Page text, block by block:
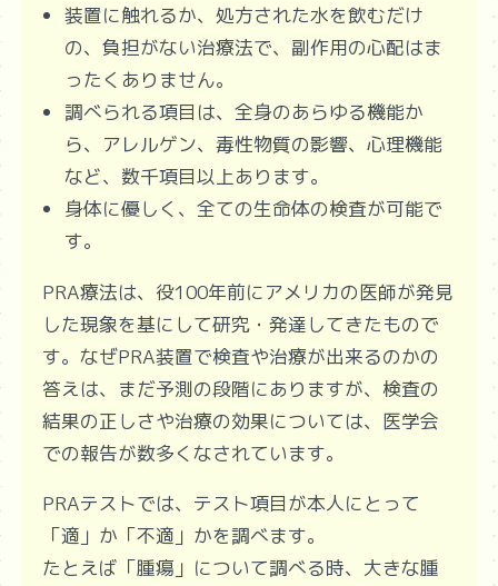
装置に触れるか、処方された水を飲むだけ
の、負担がない治療法で、副作用の心配はま
ったくありません。
調べられる項目は、全身のあらゆる機能か
ら、アレルゲン、毒性物質の影響、心理機能
など、数千項目以上あります。
身体に優しく、全ての生命体の検査が可能で
す。
PRA療法は、役100年前にアメリカの医師が発見
した現象を基にして研究・発達してきたもので
す。なぜPRA装置で検査や治療が出来るのかの
答えは、まだ予測の段階にありますが、検査の
結果の正しさや治療の効果については、医学会
での報告が数多くなされています。
PRAテストでは、テスト項目が本人にとって
「適」か「不適」かを調べます。
たとえば「腫瘍」について調べる時、大きな腫